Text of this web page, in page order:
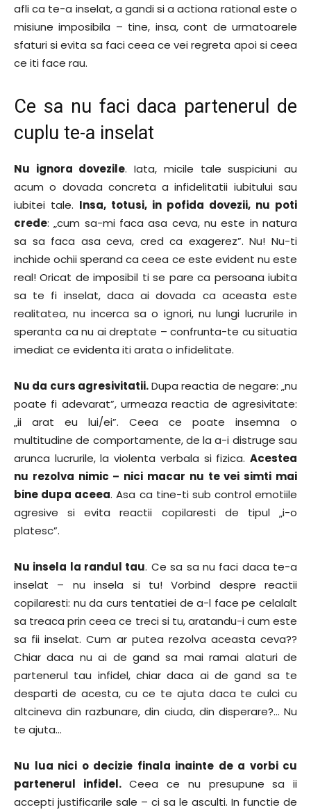
afli ca te-a inselat, a gandi si a actiona rational este o
misiune imposibila – tine, insa, cont de urmatoarele
sfaturi si evita sa faci ceea ce vei regreta apoi si ceea
ce iti face rau.
Ce sa nu faci daca partenerul de
cuplu te-a inselat
Nu ignora dovezile. Iata, micile tale suspiciuni au
acum o dovada concreta a infidelitatii iubitului sau
iubitei tale. Insa, totusi, in pofida dovezii, nu poti
crede: „cum sa-mi faca asa ceva, nu este in natura
sa sa faca asa ceva, cred ca exagerez”. Nu! Nu-ti
inchide ochii sperand ca ceea ce este evident nu este
real! Oricat de imposibil ti se pare ca persoana iubita
sa te fi inselat, daca ai dovada ca aceasta este
realitatea, nu incerca sa o ignori, nu lungi lucrurile in
speranta ca nu ai dreptate – confrunta-te cu situatia
imediat ce evidenta iti arata o infidelitate.
Nu da curs agresivitatii.Dupa reactia de negare: „nu
poate fi adevarat”, urmeaza reactia de agresivitate:
„ii arat eu lui/ei”. Ceea ce poate insemna o
multitudine de comportamente, de la a-i distruge sau
arunca lucrurile, la violenta verbala si fizica. Acestea
nu rezolva nimic – nici macar nu te vei simti mai
bine dupa aceea. Asa ca tine-ti sub control emotiile
agresive si evita reactii copilaresti de tipul „i-o
platesc”.
Nu insela la randul tau. Ce sa sa nu faci daca te-a
inselat – nu insela si tu! Vorbind despre reactii
copilaresti: nu da curs tentatiei de a-l face pe celalalt
sa treaca prin ceea ce treci si tu, aratandu-i cum este
sa fii inselat. Cum ar putea rezolva aceasta ceva??
Chiar daca nu ai de gand sa mai ramai alaturi de
partenerul tau infidel, chiar daca ai de gand sa te
desparti de acesta, cu ce te ajuta daca te culci cu
altcineva din razbunare, din ciuda, din disperare?… Nu
te ajuta…
Nu lua nici o decizie finala inainte de a vorbi cu
partenerul infidel.Ceea ce nu presupune sa ii
accepti justificarile sale – ci sa le asculti. In functie de